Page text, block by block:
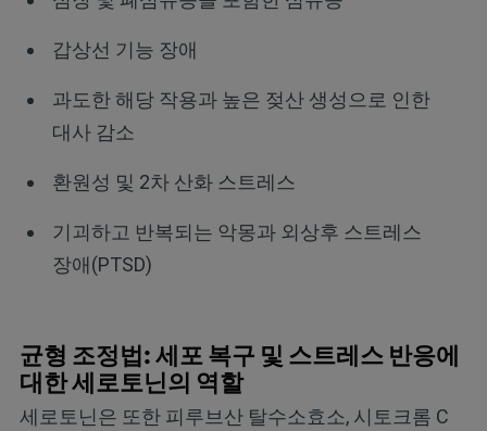
갑상선 기능 장애
과도한 해당 작용과 높은 젖산 생성으로 인한
대사 감소
환원성 및 2차 산화 스트레스
기괴하고 반복되는 악몽과 외상후 스트레스
장애(PTSD)
균형 조정법: 세포 복구 및 스트레스 반응에
대한 세로토닌의 역할
세로토닌은 또한 피루브산 탈수소효소, 시토크롬 C